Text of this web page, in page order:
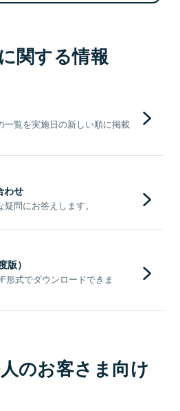
関する情報
覧を実施日の新しい順に掲載
わせ
問にお答えします。
版）
形式でダウンロードできま
のお客さま向け